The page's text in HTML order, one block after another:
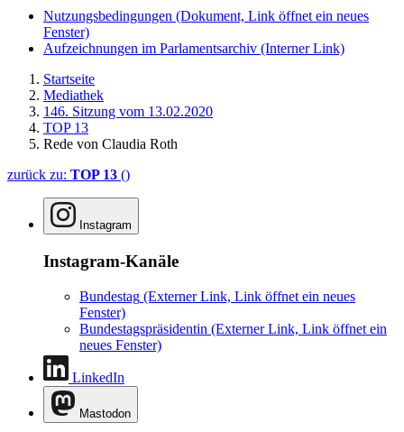
Nutzungsbedingungen (Dokument, Link öffnet ein neues
Fenster)
Aufzeichnungen im Parlamentsarchiv (Interner Link)
Startseite
Mediathek
146. Sitzung vom 13.02.2020
TOP 13
Rede von Claudia Roth
zurück zu: TOP 13 ()
Instagram
Instagram-Kanäle
Bundestag (Externer Link, Link öffnet ein neues
Fenster)
Bundestagspräsidentin (Externer Link, Link öffnet ein
neues Fenster)
LinkedIn
Mastodon